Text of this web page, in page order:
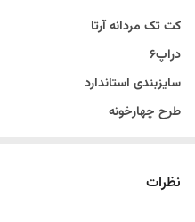
کت تک مردانه آرتا
دراپ۶
سایزبندی استاندارد
طرح چهارخونه
نظرات